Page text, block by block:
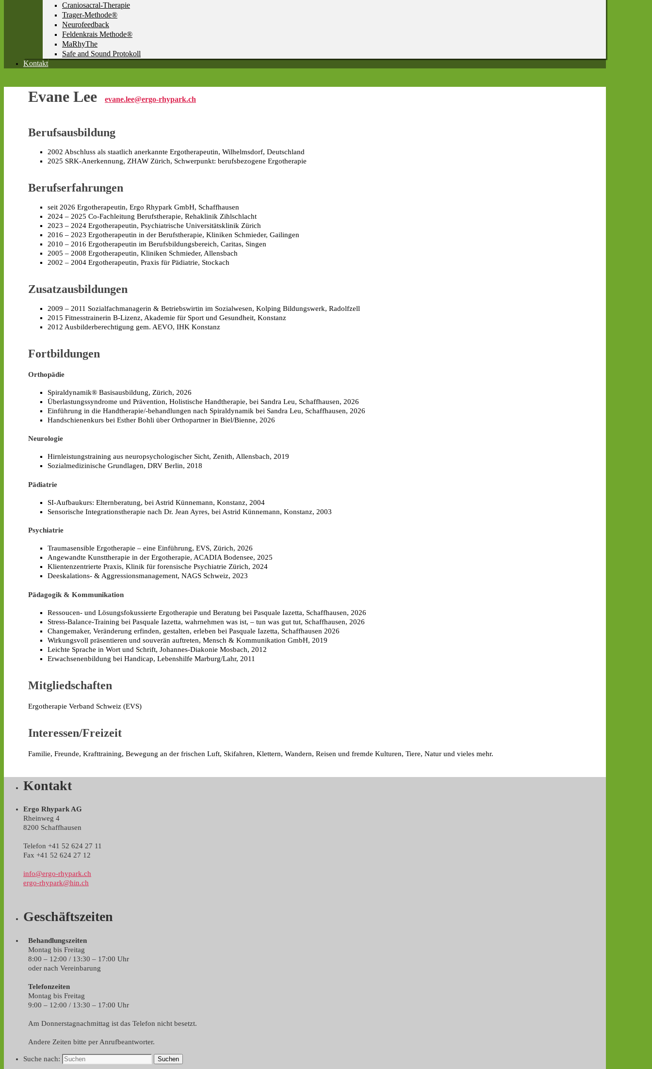
Craniosacral-Therapie
Trager-Methode®
Neurofeedback
Feldenkrais Methode®
MaRhyThe
Safe and Sound Protokoll
Kontakt
Evane Lee evane.lee@ergo-rhypark.ch
Berufsausbildung
2002 Abschluss als staatlich anerkannte Ergotherapeutin, Wilhelmsdorf, Deutschland
2025 SRK-Anerkennung, ZHAW Zürich, Schwerpunkt: berufsbezogene Ergotherapie
Berufserfahrungen
seit 2026 Ergotherapeutin, Ergo Rhypark GmbH, Schaffhausen
2024 – 2025 Co-Fachleitung Berufstherapie, Rehaklinik Zihlschlacht
2023 – 2024 Ergotherapeutin, Psychiatrische Universitätsklinik Zürich
2016 – 2023 Ergotherapeutin in der Berufstherapie, Kliniken Schmieder, Gailingen
2010 – 2016 Ergotherapeutin im Berufsbildungsbereich, Caritas, Singen
2005 – 2008 Ergotherapeutin, Kliniken Schmieder, Allensbach
2002 – 2004 Ergotherapeutin, Praxis für Pädiatrie, Stockach
Zusatzausbildungen
2009 – 2011 Sozialfachmanagerin & Betriebswirtin im Sozialwesen, Kolping Bildungswerk, Radolfzell
2015 Fitnesstrainerin B-Lizenz, Akademie für Sport und Gesundheit, Konstanz
2012 Ausbilderberechtigung gem. AEVO, IHK Konstanz
Fortbildungen
Orthopädie
Spiraldynamik® Basisausbildung, Zürich, 2026
Überlastungssyndrome und Prävention, Holistische Handtherapie, bei Sandra Leu, Schaffhausen, 2026
Einführung in die Handtherapie/-behandlungen nach Spiraldynamik bei Sandra Leu, Schaffhausen, 2026
Handschienenkurs bei Esther Bohli über Orthopartner in Biel/Bienne, 2026
Neurologie
Hirnleistungstraining aus neuropsychologischer Sicht, Zenith, Allensbach, 2019
Sozialmedizinische Grundlagen, DRV Berlin, 2018
Pädiatrie
SI-Aufbaukurs: Elternberatung, bei Astrid Künnemann, Konstanz, 2004
Sensorische Integrationstherapie nach Dr. Jean Ayres, bei Astrid Künnemann, Konstanz, 2003
Psychiatrie
Traumasensible Ergotherapie – eine Einführung, EVS, Zürich, 2026
Angewandte Kunsttherapie in der Ergotherapie, ACADIA Bodensee, 2025
Klientenzentrierte Praxis, Klinik für forensische Psychiatrie Zürich, 2024
Deeskalations- & Aggressionsmanagement, NAGS Schweiz, 2023
Pädagogik & Kommunikation
Ressoucen- und Lösungsfokussierte Ergotherapie und Beratung bei Pasquale Iazetta, Schaffhausen, 2026
Stress-Balance-Training bei Pasquale Iazetta, wahrnehmen was ist, – tun was gut tut, Schaffhausen, 2026
Changemaker, Veränderung erfinden, gestalten, erleben bei Pasquale Iazetta, Schaffhausen 2026
Wirkungsvoll präsentieren und souverän auftreten, Mensch & Kommunikation GmbH, 2019
Leichte Sprache in Wort und Schrift, Johannes-Diakonie Mosbach, 2012
Erwachsenenbildung bei Handicap, Lebenshilfe Marburg/Lahr, 2011
Mitgliedschaften
Ergotherapie Verband Schweiz (EVS)
Interessen/Freizeit
Familie, Freunde, Krafttraining, Bewegung an der frischen Luft, Skifahren, Klettern, Wandern, Reisen und fremde Kulturen, Tiere, Natur und vieles mehr.
Kontakt
Ergo Rhypark AG
Rheinweg 4
8200 Schaffhausen
Telefon +41 52 624 27 11
Fax +41 52 624 27 12
info@ergo-rhypark.ch
ergo-rhypark@hin.ch
Geschäftszeiten
Behandlungszeiten
Montag bis Freitag
8:00 – 12:00 / 13:30 – 17:00 Uhr
oder nach Vereinbarung
Telefonzeiten
Montag bis Freitag
9:00 – 12:00 / 13:30 – 17:00 Uhr
Am Donnerstagnachmittag ist das Telefon nicht besetzt.
Andere Zeiten bitte per Anrufbeantworter.
Suche nach: Suchen